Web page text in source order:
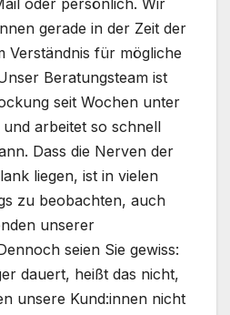
oder persönlich. Wir
gerade in der Zeit der
Verständnis für mögliche
Beratungsteam ist
seit Wochen unter
arbeitet so schnell
Dass die Nerven der
liegen, ist in vielen
zu beobachten, auch
unserer
seien Sie gewiss:
dauert, heißt das nicht,
unsere Kund:innen nicht